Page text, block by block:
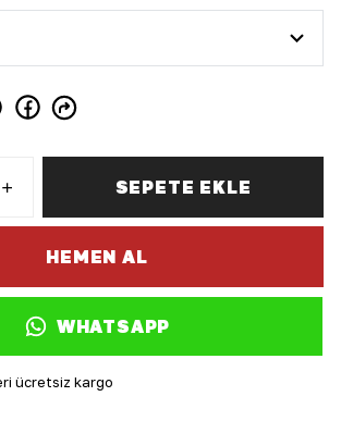
SEPETE EKLE
HEMEN AL
WHATSAPP
ücretsiz kargo